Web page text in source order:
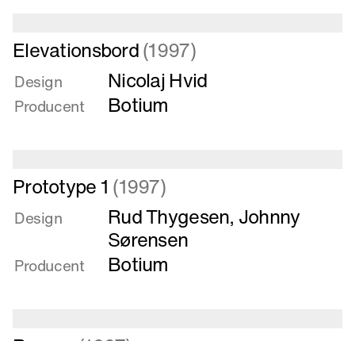
Læs
mere
om
Elevationsbord
Elevationsbord(1997)
Design Nicolaj Hvid
Producent Botium
Læs
mere
om
Prototype 1 (1997)
Design Rud Thygesen, Johnny
Sørensen
Producent Botium
Læs